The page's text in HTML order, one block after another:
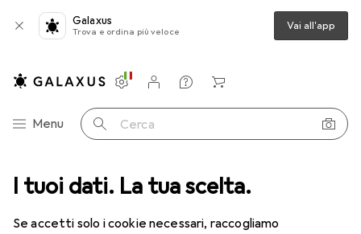
I tuoi dati. La tua scelta.
Se accetti solo i cookie necessari, raccogliamo
Galaxus
Trova e ordina più veloce Vai all'app
Categoria Navigazione
Menu Cerca
Impostazioni
Conto cliente
Liste di confronto
Liste dei desideri
Carrello
Lenti a contatto Air Optix più HydraGlyde per l'astigmatismo